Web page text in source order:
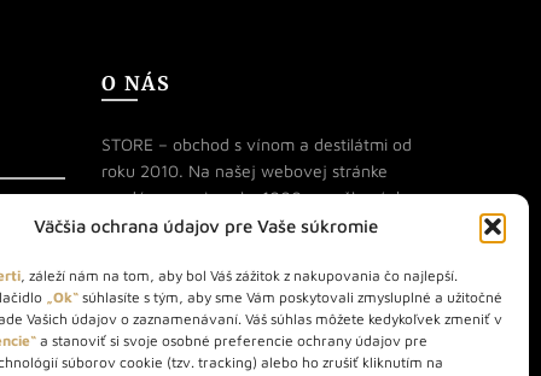
Väčšia ochrana údajov pre Vaše súkromie
, záleží nám na tom, aby bol Váš zážitok z nakupovania čo najlepší.
„Ok“ súhlasíte s tým, aby sme Vám poskytovali zmysluplné a užitočné
Vašich údajov o zaznamenávaní. Váš súhlas môžete kedykoľvek zmeniť v
a stanoviť si svoje osobné preferencie ochrany údajov pre
súborov cookie (tzv. tracking) alebo ho zrušiť kliknutím na
O NÁS
STORE – obchod s vínom a destilátmi od
roku 2010. Na našej webovej stránke
predávame viac ako 1000+ značkových
produktov.
Info tel.: +421 917 779 888
Vínotéka: +421 917 888 879
Vínotéka: Bratislavská 49/B,
Bratislava 841 06